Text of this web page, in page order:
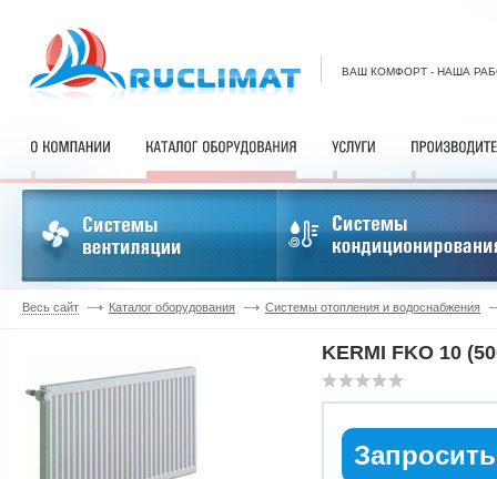
ВАШ КОМФОРТ - НАША
Весь сайт Каталог оборудования Системы отопления и водоснабжения
KERMI FKO 10